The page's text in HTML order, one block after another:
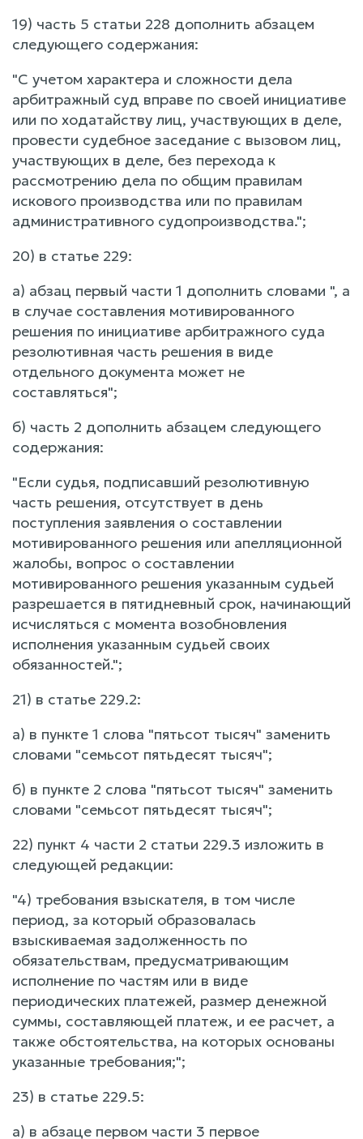
19) часть 5 статьи 228 дополнить абзацем
следующего содержания:
"С учетом характера и сложности дела
арбитражный суд вправе по своей инициативе
или по ходатайству лиц, участвующих в деле,
провести судебное заседание с вызовом лиц,
участвующих в деле, без перехода к
рассмотрению дела по общим правилам
искового производства или по правилам
административного судопроизводства.";
20) в статье 229:
а) абзац первый части 1 дополнить словами ", а
в случае составления мотивированного
решения по инициативе арбитражного суда
резолютивная часть решения в виде
отдельного документа может не
составляться";
б) часть 2 дополнить абзацем следующего
содержания:
"Если судья, подписавший резолютивную
часть решения, отсутствует в день
поступления заявления о составлении
мотивированного решения или апелляционной
жалобы, вопрос о составлении
мотивированного решения указанным судьей
разрешается в пятидневный срок, начинающий
исчисляться с момента возобновления
исполнения указанным судьей своих
обязанностей.";
21) в статье 229.2:
а) в пункте 1 слова "пятьсот тысяч" заменить
словами "семьсот пятьдесят тысяч";
б) в пункте 2 слова "пятьсот тысяч" заменить
словами "семьсот пятьдесят тысяч";
22) пункт 4 части 2 статьи 229.3 изложить в
следующей редакции:
"4) требования взыскателя, в том числе
период, за который образовалась
взыскиваемая задолженность по
обязательствам, предусматривающим
исполнение по частям или в виде
периодических платежей, размер денежной
суммы, составляющей платеж, и ее расчет, а
также обстоятельства, на которых основаны
указанные требования;";
23) в статье 229.5:
а) в абзаце первом части 3 первое